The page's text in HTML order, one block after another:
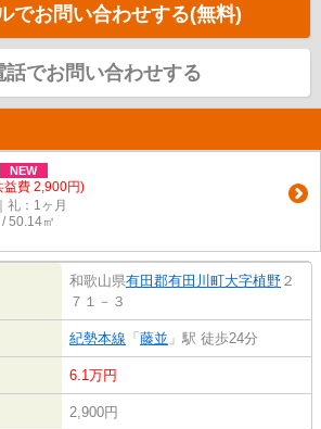
でお問い合わせする(無料)
話でお問い合わせする
NEW
益費 2,900円)
礼：1ヶ月
50.14㎡
和歌山県有田郡有田川町大字植野 ２
７１－３
紀勢本線 「 藤並 」駅 徒歩24分
6.1万円
2,900円